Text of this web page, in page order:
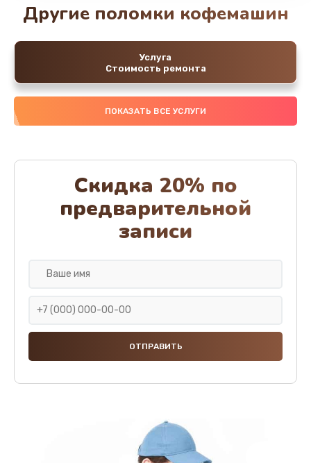
Другие поломки кофемашин
Услуга
Стоимость ремонта
ПОКАЗАТЬ ВСЕ УСЛУГИ
Скидка 20% по
предварительной
записи